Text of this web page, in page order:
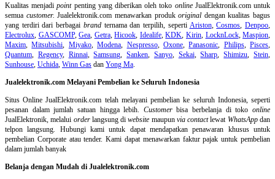
Kualitas menjadipointpenting yang diberikan oleh toko onlineJualElektronik.com untuk
semua customer. Jualelektronik.com menawarkan produkoriginal dengan kualitas bagus
yang terdiri dari berbagai brandternama dan terpilih, seperti Ariston,Cosmos,Denpoo,
Electrolux, GASCOMP,Gea, Getra,Hicook, Idealife,KDK, Kirin, LocknLock,Maspion,
Maxim,Mitsubishi, Miyako,Modena, Nespresso, Oxone,Panasonic, Philips, Pisces,
Quantum, Regency, Rinnai,Samsung,Sanken, Sanyo, Sekai,Sharp,Shimizu,Stein,
Sunhouse, Uchida, Winn Gas dan Yong Ma.
Jualelektronik.com Melayani Pembelian ke Seluruh Indonesia
Situs Online JualElektronik.com telah melayani pembelian ke seluruh Indonesia, seperti
pesanan dalam jumlah satuan hingga lebih. Customerbisa berbelanja di tokoonline
JualElektronik, melalui orderlangsung diwebsite maupun via contactlewat WhatsAppdan
telpon langsung. Hubungi kami untuk dapat mendapatkan penawaran khusus untuk
pembelian Corporate atau tender. Kami dapat menawarkan faktur pajak untuk pembelian
dalam jumlah banyak
Belanja dengan Mudah di Jualelektronik.com